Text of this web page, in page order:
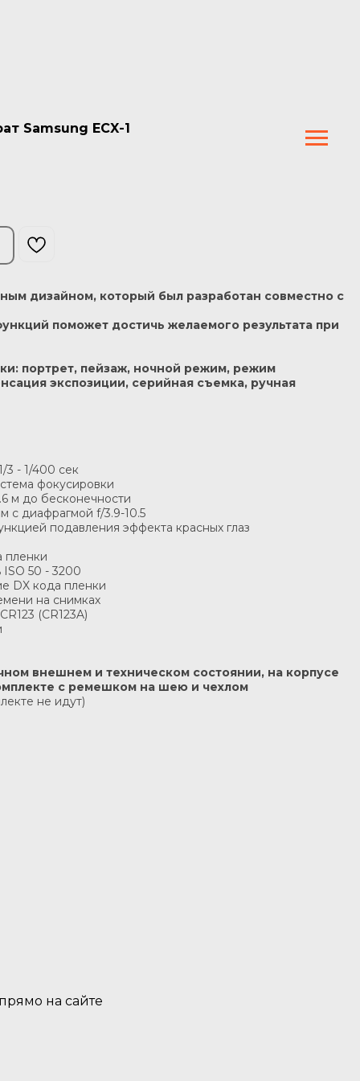
Samsung ECX-1
дизайном, который был разработан совместно с
поможет достичь желаемого результата при
портрет, пейзаж, ночной режим, режим
экспозиции, серийная съемка, ручная
3 - 1/400 сек
фокусировки
м до бесконечности
с диафрагмой f/3.9-10.5
подавления эффекта красных глаз
пленки
ISO 50 - 3200
DX кода пленки
на снимках
(CR123A)
внешнем и техническом состоянии, на корпусе
с ремешком на шею и чехлом
не идут)
на сайте